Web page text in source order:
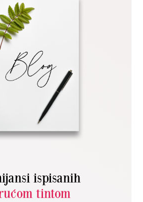
ispisanih
tintom